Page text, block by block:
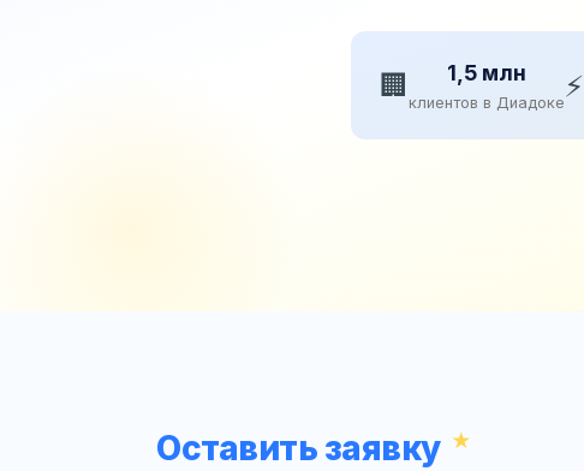
🏢 1,5 млн
клиентов в Диадоке ⚡
Оставить заявку